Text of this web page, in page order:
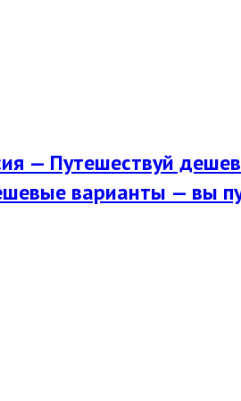
— Путешествуй
варианты — вы